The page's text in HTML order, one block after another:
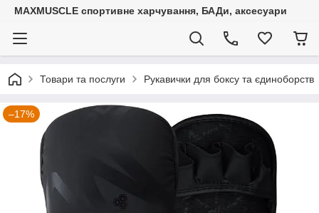
MAXMUSCLE спортивне харчування, БАДи, аксесуари
Товари та послуги Рукавички для боксу та єдиноборств
–17%